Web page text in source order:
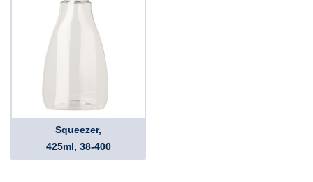
Squeezer,
425ml, 38-400